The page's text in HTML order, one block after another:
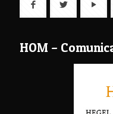
HOM –